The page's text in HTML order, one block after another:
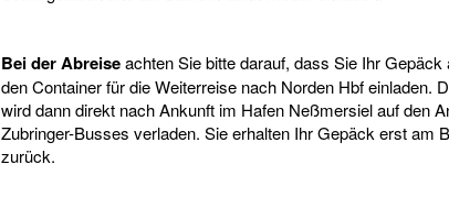
Bei der Abreiseachten Sie bitte darauf, dass Sie Ihr Gepäck
den Container für die Weiterreise nach Norden Hbf einladen.
wird dann direkt nach Ankunft im Hafen Neßmersiel auf den
Zubringer-Busses verladen. Sie erhalten Ihr Gepäck erst am
zurück.